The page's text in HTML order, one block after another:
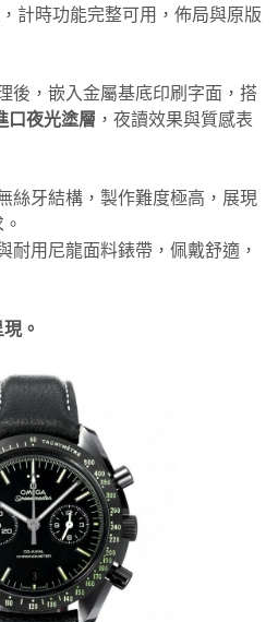
計時功能完整可用，佈局與原版
後，嵌入金屬基底印刷字面，搭
口夜光塗層 ，夜讀效果與質感表
絲牙結構，製作難度極高，展現
耐用尼龍面料錶帶，佩戴舒適，
。